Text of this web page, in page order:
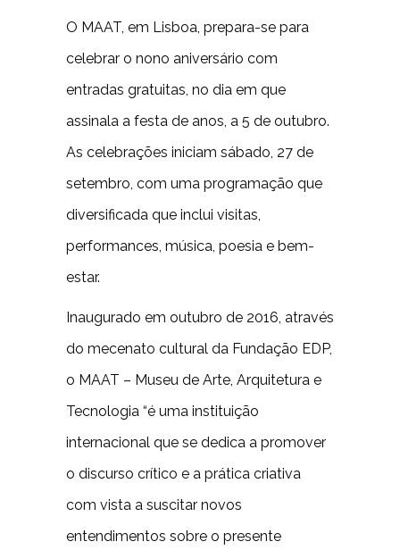
O MAAT, em Lisboa, prepara-se para
celebrar o nono aniversário com
entradas gratuitas, no dia em que
assinala a festa de anos, a 5 de outubro.
As celebrações iniciam sábado, 27 de
setembro, com uma programação que
diversificada que inclui visitas,
performances, música, poesia e bem-
estar.
Inaugurado em outubro de 2016, através
do mecenato cultural da Fundação EDP,
o MAAT – Museu de Arte, Arquitetura e
Tecnologia “é uma instituição
internacional que se dedica a promover
o discurso crítico e a prática criativa
com vista a suscitar novos
entendimentos sobre o presente